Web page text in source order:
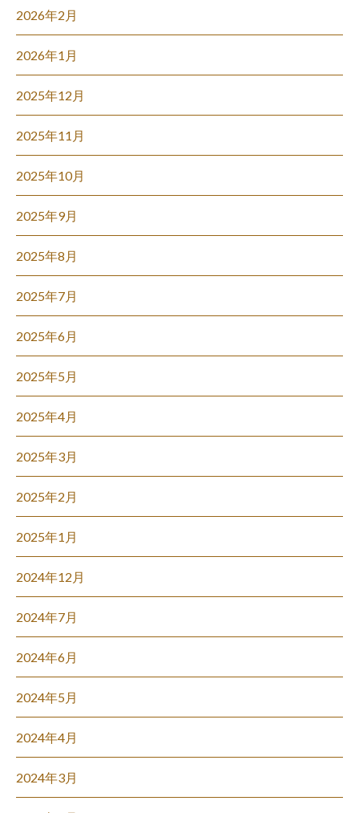
2026年2月
2026年1月
2025年12月
2025年11月
2025年10月
2025年9月
2025年8月
2025年7月
2025年6月
2025年5月
2025年4月
2025年3月
2025年2月
2025年1月
2024年12月
2024年7月
2024年6月
2024年5月
2024年4月
2024年3月